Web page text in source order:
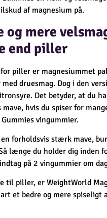
af magnesium på.
og mere
end piller
piller er magnesiummet
druesmag. Dog i den
Det betyder, at du
mave, hvis du spiser for
vingummier.
forholdsvis stærk mave,
længe du holder dig inden
på 2 vingummier om
til piller, er WeightWorld
et bedre og mere spiseligt